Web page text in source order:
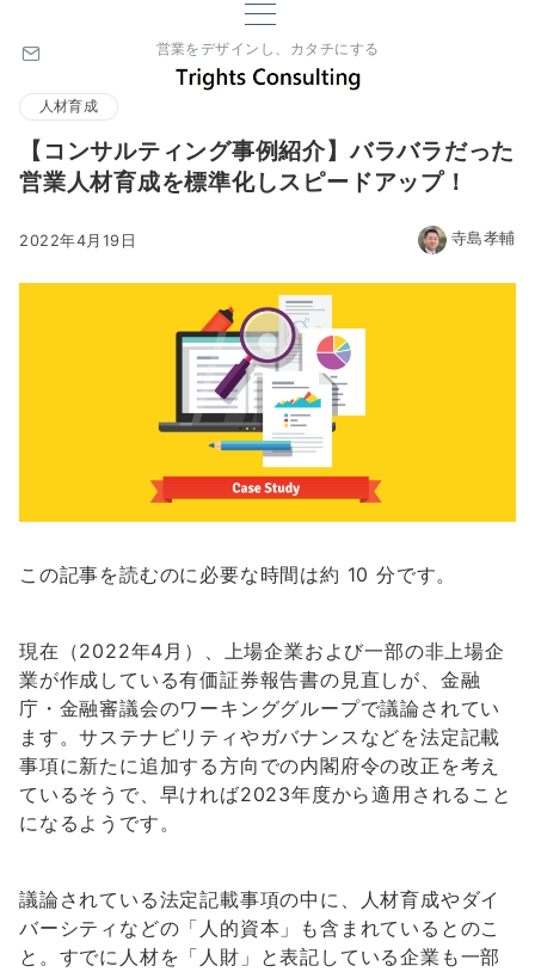
営業をデザインし、カタチにする
人材育成
【コンサルティング事例紹介】バラバラだった
営業人材育成を標準化しスピードアップ！
2022年4月19日 寺島孝輔
この記事を読むのに必要な時間は約 10 分です。
現在（2022年4月）、上場企業および一部の非上場企
業が作成している有価証券報告書の見直しが、金融
庁・金融審議会のワーキンググループで議論されてい
ます。サステナビリティやガバナンスなどを法定記載
事項に新たに追加する方向での内閣府令の改正を考え
ているそうで、早ければ2023年度から適用されること
になるようです。
議論されている法定記載事項の中に、人材育成やダイ
バーシティなどの「人的資本」も含まれているとのこ
と。すでに人材を「人財」と表記している企業も一部